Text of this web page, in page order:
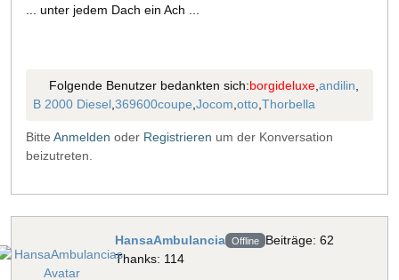
... unter jedem Dach ein Ach ...
Folgende Benutzer bedankten sich:borgideluxe, andilin
B 2000 Diesel 369600coupe Jocom otto Thorbella
Bitte Anmelden oder Registrieren um der Konversation
beizutreten.
HansaAmbulancia Offline Beiträge: 62
Thanks: 114